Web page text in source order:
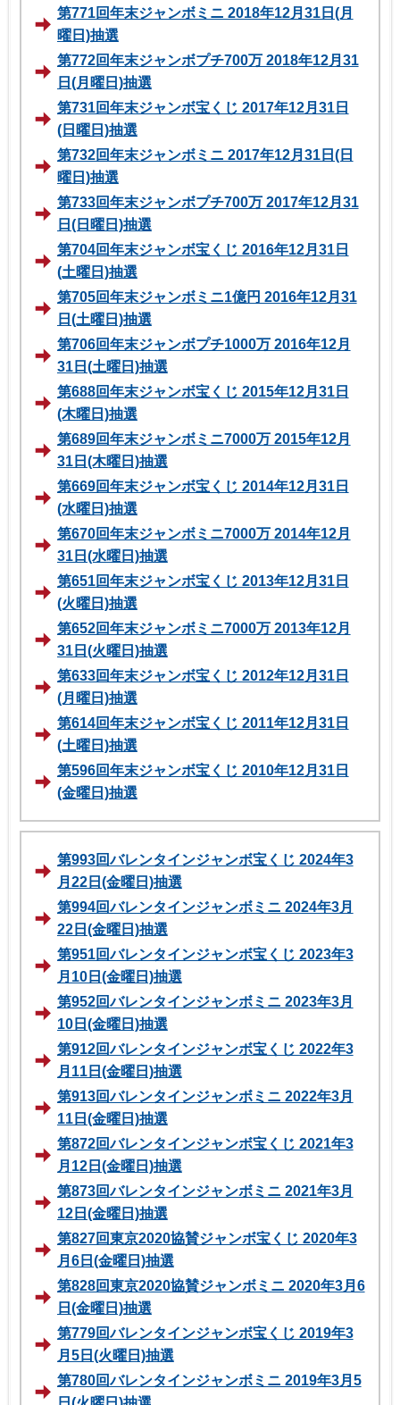
第771回年末ジャンボミニ 2018年12月31日(月
曜日)抽選
第772回年末ジャンボプチ700万 2018年12月31
日(月曜日)抽選
第731回年末ジャンボ宝くじ 2017年12月31日
(日曜日)抽選
第732回年末ジャンボミニ 2017年12月31日(日
曜日)抽選
第733回年末ジャンボプチ700万 2017年12月31
日(日曜日)抽選
第704回年末ジャンボ宝くじ 2016年12月31日
(土曜日)抽選
第705回年末ジャンボミニ1億円 2016年12月31
日(土曜日)抽選
第706回年末ジャンボプチ1000万 2016年12月
31日(土曜日)抽選
第688回年末ジャンボ宝くじ 2015年12月31日
(木曜日)抽選
第689回年末ジャンボミニ7000万 2015年12月
31日(木曜日)抽選
第669回年末ジャンボ宝くじ 2014年12月31日
(水曜日)抽選
第670回年末ジャンボミニ7000万 2014年12月
31日(水曜日)抽選
第651回年末ジャンボ宝くじ 2013年12月31日
(火曜日)抽選
第652回年末ジャンボミニ7000万 2013年12月
31日(火曜日)抽選
第633回年末ジャンボ宝くじ 2012年12月31日
(月曜日)抽選
第614回年末ジャンボ宝くじ 2011年12月31日
(土曜日)抽選
第596回年末ジャンボ宝くじ 2010年12月31日
(金曜日)抽選
第993回バレンタインジャンボ宝くじ 2024年3
月22日(金曜日)抽選
第994回バレンタインジャンボミニ 2024年3月
22日(金曜日)抽選
第951回バレンタインジャンボ宝くじ 2023年3
月10日(金曜日)抽選
第952回バレンタインジャンボミニ 2023年3月
10日(金曜日)抽選
第912回バレンタインジャンボ宝くじ 2022年3
月11日(金曜日)抽選
第913回バレンタインジャンボミニ 2022年3月
11日(金曜日)抽選
第872回バレンタインジャンボ宝くじ 2021年3
月12日(金曜日)抽選
第873回バレンタインジャンボミニ 2021年3月
12日(金曜日)抽選
第827回東京2020協賛ジャンボ宝くじ 2020年3
月6日(金曜日)抽選
第828回東京2020協賛ジャンボミニ 2020年3月6
日(金曜日)抽選
第779回バレンタインジャンボ宝くじ 2019年3
月5日(火曜日)抽選
第780回バレンタインジャンボミニ 2019年3月5